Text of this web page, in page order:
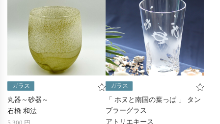
ガラス
丸器～砂器～
石橋 和法
ガラス
「 ホヌと南国の葉っぱ 」 タン
ブラーグラス
アトリエキース